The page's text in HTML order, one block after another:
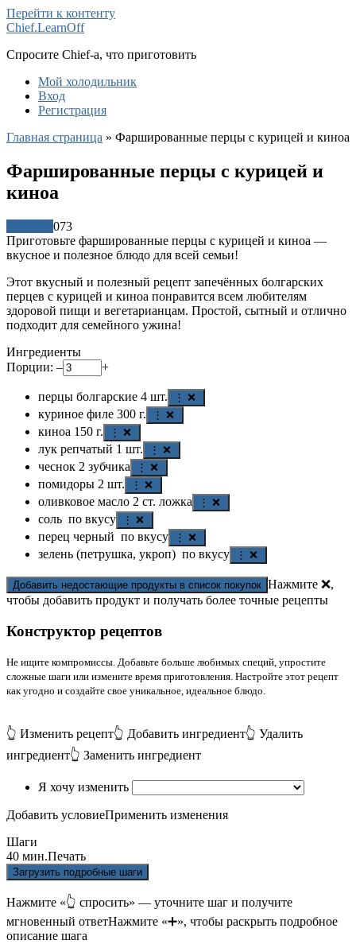
Перейти к контенту
Chief.LearnOff
Спросите Chief-а, что приготовить
Мой холодильник
Вход
Регистрация
Главная страница » Фаршированные перцы с курицей и киноа
Фаршированные перцы с курицей и
киноа
073
Приготовьте фаршированные перцы с курицей и киноа —
вкусное и полезное блюдо для всей семьи!
Этот вкусный и полезный рецепт запечённых болгарских
перцев с курицей и киноа понравится всем любителям
здоровой пищи и вегетарианцам. Простой, сытный и отлично
подходит для семейного ужина!
Ингредиенты
Порции: – +
перцы болгарские 4 шт. ⋮ ❌
куриное филе 300 г. ⋮ ❌
киноа 150 г. ⋮ ❌
лук репчатый 1 шт. ⋮ ❌
чеснок 2 зубчика ⋮ ❌
помидоры 2 шт. ⋮ ❌
оливковое масло 2 ст. ложка ⋮ ❌
соль по вкусу ⋮ ❌
перец черный по вкусу ⋮ ❌
зелень (петрушка, укроп) по вкусу ⋮ ❌
Добавить недостающие продукты в список покупок Нажмите ❌,
чтобы добавить продукт и получать более точные рецепты
Конструктор рецептов
Не ищите компромиссы. Добавьте больше любимых специй, упростите
сложные шаги или измените время приготовления. Настройте этот рецепт
как угодно и создайте свое уникальное, идеальное блюдо.
👆 Изменить рецепт👆 Добавить ингредиент👆 Удалить
ингредиент👆 Заменить ингредиент
Я хочу изменить
Добавить условиеПрименить изменения
Шаги
40 мин.Печать
Загрузить подробные шаги
Нажмите «👆 спросить» — уточните шаг и получите
мгновенный ответНажмите «➕», чтобы раскрыть подробное
описание шага